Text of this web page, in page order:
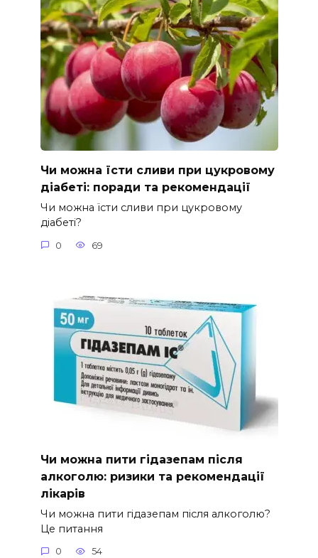
Чи можна їсти сливи при цукровому
діабеті: поради та рекомендації
Чи можна їсти сливи при цукровому
діабеті?
0 69
Чи можна пити гідазепам після
алкоголю: ризики та рекомендації
лікарів
Чи можна пити гідазепам після алкоголю?
Це питання
0 54